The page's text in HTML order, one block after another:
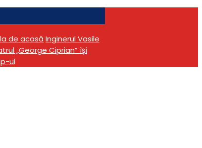
de acasă Inginerul Vasile
„George Ciprian” își
ul